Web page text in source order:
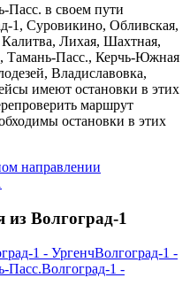
Пасс. в своем пути
1, Суровикино, Обливская,
Лихая, Шахтная,
Тамань-Пасс., Керчь-Южная
Владиславовка,
имеют остановки в этих
маршрут
остановки в этих
направлении
Волгоград-1
1 - УргенчВолгоград-1 -
Пасс.Волгоград-1 -